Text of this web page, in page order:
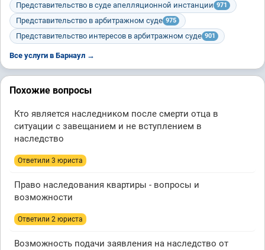
Представительство в суде апелляционной инстанции 971
Представительство в арбитражном суде 975
Представительство интересов в арбитражном суде 901
Все услуги в Барнаул →
Похожие вопросы
Кто является наследником после смерти отца в
ситуации с завещанием и не вступлением в
наследство
Ответили 3 юристa
Право наследования квартиры - вопросы и
возможности
Ответили 2 юристa
Возможность подачи заявления на наследство от